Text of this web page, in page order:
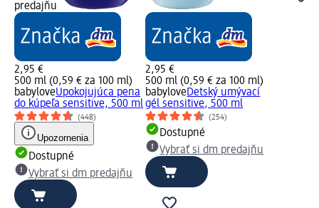
predajňu
2,95 €
500 ml (0,59 € za 100 ml)
babyloveUpokojujúca pena
do kúpeľa sensitive, 500 ml
(448)
Upozornenia
Dostupné
Vybrať si dm predajňu
2,95 €
500 ml (0,59 € za 100 ml)
babyloveDetský umývací
gél sensitive, 500 ml
(254)
Dostupné
Vybrať si dm predajňu